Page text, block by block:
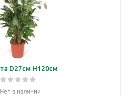
Кариота D27см H120см
Нет в наличии